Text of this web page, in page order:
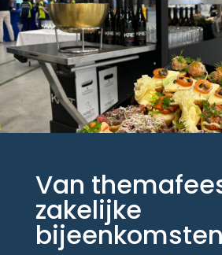
Van
zakelijke
bijeenkomsten